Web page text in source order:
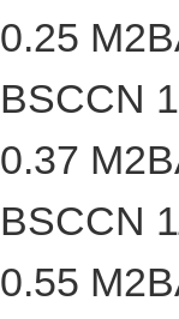
0.25
BSCCN
0.37
BSCCN
0.55